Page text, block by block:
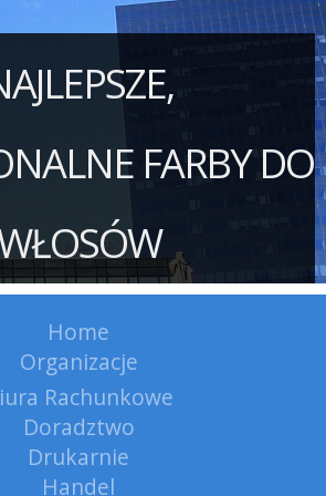
FARBY DO
Home
Organizacje
Rachunkowe
Doradztwo
Drukarnie
Handel